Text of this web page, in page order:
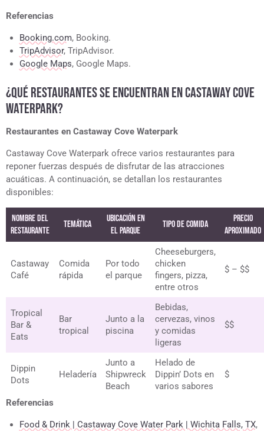
Referencias
Booking.com, Booking.
TripAdvisor, TripAdvisor.
Google Maps, Google Maps.
¿QUÉ RESTAURANTES SE ENCUENTRAN EN CASTAWAY COVE
WATERPARK?
Restaurantes en Castaway Cove Waterpark
Castaway Cove Waterpark ofrece varios restaurantes para
reponer fuerzas después de disfrutar de las atracciones
acuáticas. A continuación, se detallan los restaurantes
disponibles:
Nombre del
Restaurante
Temática
Ubicación en
el Parque
Tipo de Comida
Precio
Aproximado
Castaway
Café
Comida
rápida
Por todo
el parque
Cheeseburgers,
chicken
fingers, pizza,
entre otros
$ – $$
Tropical
Bar &
Eats
Bar
tropical
Junto a la
piscina
Bebidas,
cervezas, vinos
y comidas
ligeras
$$
Dippin
Dots
Heladería
Junto a
Shipwreck
Beach
Helado de
Dippin’ Dots en
varios sabores
$
Referencias
Food & Drink | Castaway Cove Water Park | Wichita Falls, TX,